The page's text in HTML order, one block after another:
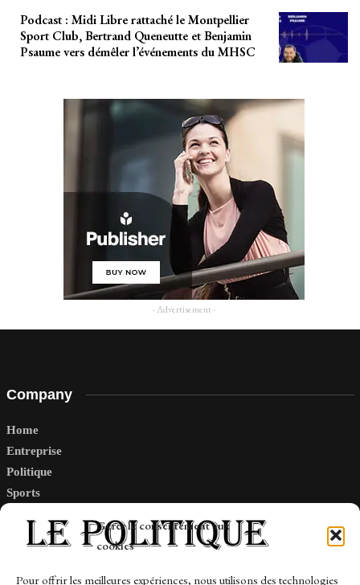
Gérer le consentement aux
cookies
Pour offrir les meilleures expériences, nous utilisons des technologies
Podcast : Midi Libre rattaché le Montpellier
Sport Club, Bertrand Queneutte et Benjamin
Psaume vers démêler l’événements du MHSC
- Advertisement -
Company
Home
Entreprise
Politique
Sports